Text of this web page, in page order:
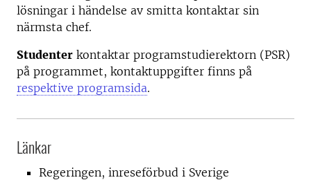
lösningar i händelse av smitta kontaktar sin
närmsta chef.
Studenter kontaktar programstudierektorn (PSR)
på programmet, kontaktuppgifter finns på
respektive programsida.
Länkar
Regeringen, inreseförbud i Sverige